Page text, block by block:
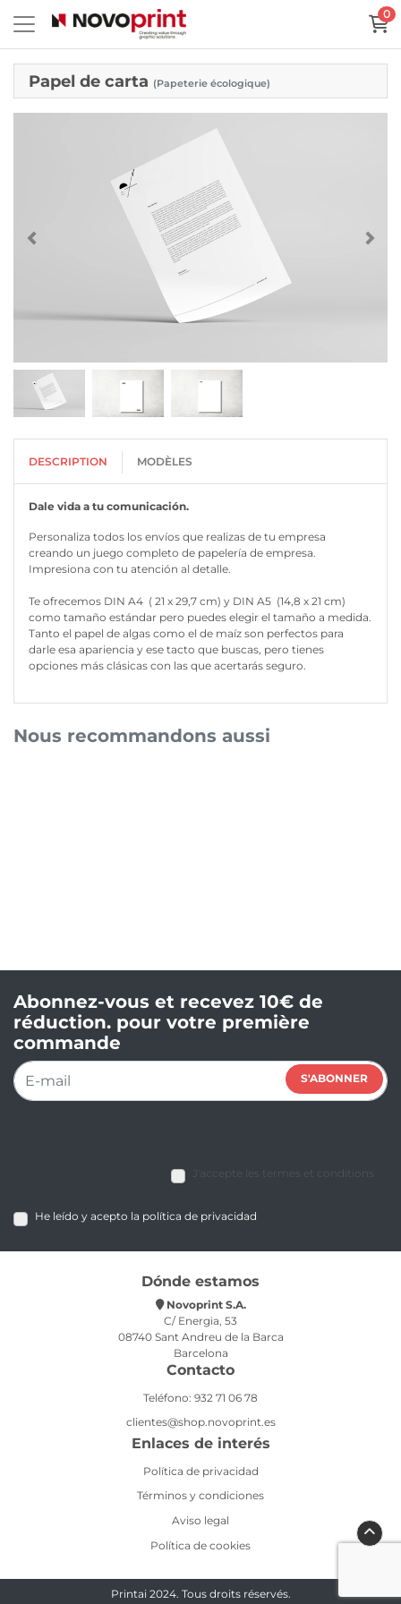
0
Papel de carta (Papeterie écologique)
DESCRIPTION MODÈLES
Dale vida a tu comunicación.
Personaliza todos los envíos que realizas de tu empresa
creando un juego completo de papelería de empresa.
Impresiona con tu atención al detalle.
Te ofrecemos DIN A4 ( 21 x 29,7 cm) y DIN A5 (14,8 x 21 cm)
como tamaño estándar pero puedes elegir el tamaño a medida.
Tanto el papel de algas como el de maíz son perfectos para
darle esa apariencia y ese tacto que buscas, pero tienes
opciones más clásicas con las que acertarás seguro.
Nous recommandons aussi
Abonnez-vous et recevez 10€ de
réduction. pour votre première
commande
S'ABONNER
J'accepte les termes et conditions
He leído y acepto la política de privacidad
Dónde estamos
Novoprint S.A.
C/ Energia, 53
08740 Sant Andreu de la Barca
Barcelona
Contacto
Teléfono: 932 71 06 78
clientes@shop.novoprint.es
Enlaces de interés
Política de privacidad
Términos y condiciones
Aviso legal
Política de cookies
Printai 2024. Tous droits réservés.